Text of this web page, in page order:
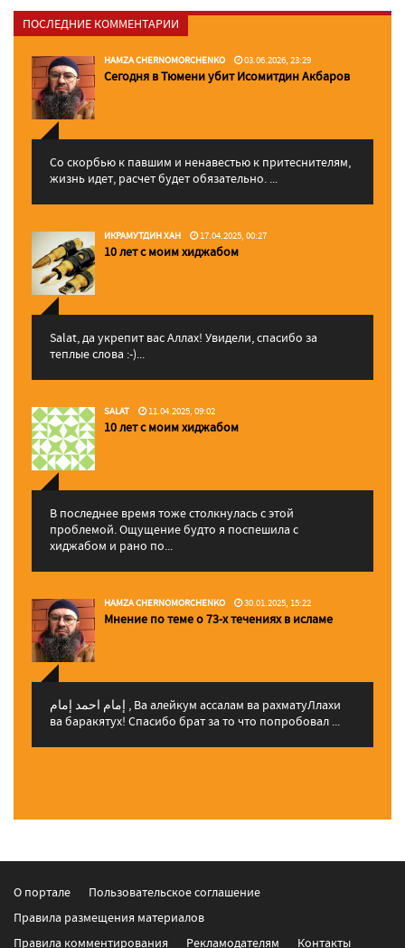
ПОСЛЕДНИЕ КОММЕНТАРИИ
HAMZA CHERNOMORCHENKO 03.06.2026, 23:29
Сегодня в Тюмени убит Исомитдин Акбаров
Со скорбью к павшим и ненавестью к притеснителям,
жизнь идет, расчет будет обязательно. ...
ИКРАМУТДИН ХАН 17.04.2025, 00:27
10 лет с моим хиджабом
Salat, да укрепит вас Аллаx! Увидели, спасибо за
теплые слова :-)...
SALAT 11.04.2025, 09:02
10 лет с моим хиджабом
В последнее время тоже столкнулась с этой
проблемой. Ощущение будто я поспешила с
хиджабом и рано по...
HAMZA CHERNOMORCHENKO 30.01.2025, 15:22
Мнение по теме о 73-х течениях в исламе
إمام احمد إمام , Ва алейкум ассалам ва рахматуЛлахи
ва баракятух! Спасибо брат за то что попробовал ...
О портале
Пользовательское соглашение
Правила размещения материалов
Правила комментирования
Рекламодателям Контакты